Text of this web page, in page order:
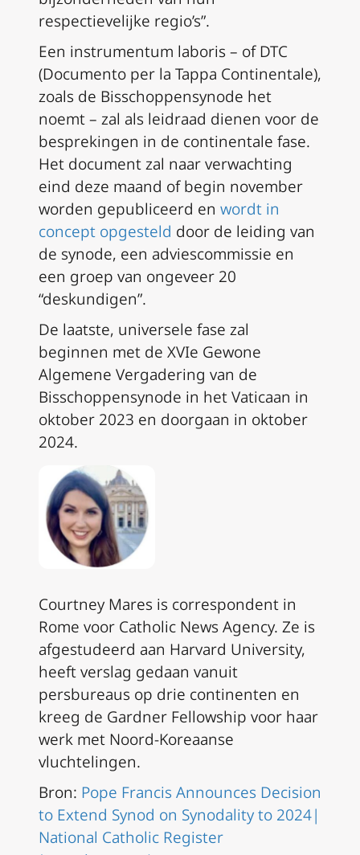
respectievelijke regio’s”.
Een instrumentum laboris – of DTC
(Documento per la Tappa Continentale),
zoals de Bisschoppensynode het
noemt – zal als leidraad dienen voor de
besprekingen in de continentale fase.
Het document zal naar verwachting
eind deze maand of begin november
worden gepubliceerd en wordt in
concept opgesteld door de leiding van
de synode, een adviescommissie en
een groep van ongeveer 20
“deskundigen”.
De laatste, universele fase zal
beginnen met de XVIe Gewone
Algemene Vergadering van de
Bisschoppensynode in het Vaticaan in
oktober 2023 en doorgaan in oktober
2024.
Courtney Mares is correspondent in
Rome voor Catholic News Agency. Ze is
afgestudeerd aan Harvard University,
heeft verslag gedaan vanuit
persbureaus op drie continenten en
kreeg de Gardner Fellowship voor haar
werk met Noord-Koreaanse
vluchtelingen.
Bron: Pope Francis Announces Decision
to Extend Synod on Synodality to 2024|
National Catholic Register